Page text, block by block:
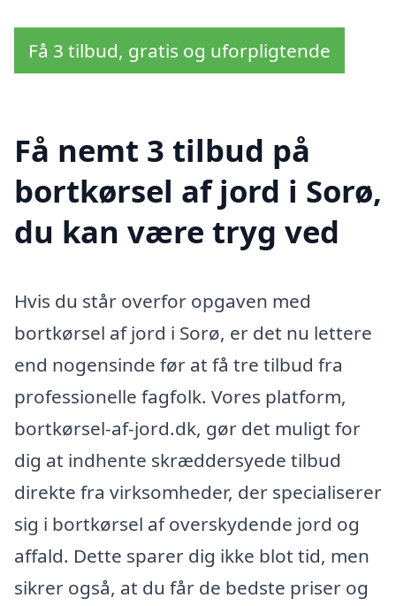
Få 3 tilbud, gratis og uforpligtende
Få nemt 3 tilbud på
bortkørsel af jord i Sorø,
du kan være tryg ved
Hvis du står overfor opgaven med
bortkørsel af jord i Sorø, er det nu lettere
end nogensinde før at få tre tilbud fra
professionelle fagfolk. Vores platform,
bortkørsel-af-jord.dk, gør det muligt for
dig at indhente skræddersyede tilbud
direkte fra virksomheder, der specialiserer
sig i bortkørsel af overskydende jord og
affald. Dette sparer dig ikke blot tid, men
sikrer også, at du får de bedste priser og